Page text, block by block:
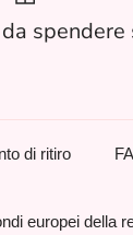
spendere
di ritiro
europei della